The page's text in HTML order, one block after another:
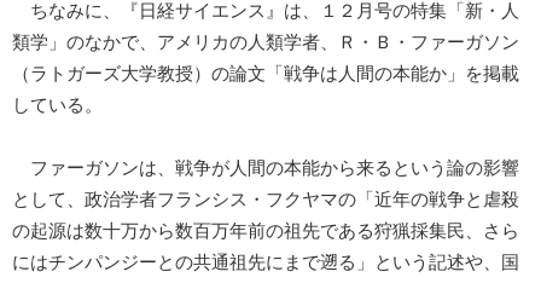
ちなみに、『日経サイエンス』は、１２月号の特集「新・人
類学」のなかで、アメリカの人類学者、Ｒ・Ｂ・ファーガソン
（ラトガーズ大学教授）の論文「戦争は人間の本能か」を掲載
している。
ファーガソンは、戦争が人間の本能から来るという論の影響
として、政治学者フランシス・フクヤマの「近年の戦争と虐殺
の起源は数十万から数百万年前の祖先である狩猟採集民、さら
にはチンパンジーとの共通祖先にまで遡る」という記述や、国